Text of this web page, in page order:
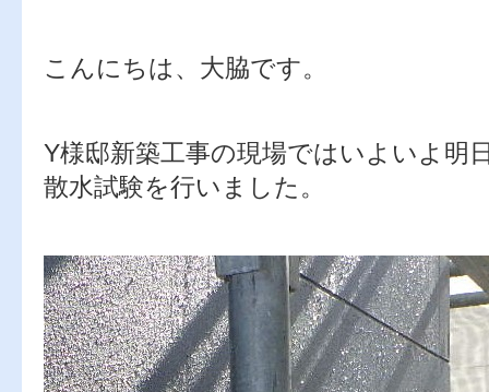
こんにちは、大脇です。
Y様邸新築工事の現場ではいよいよ明
散水試験を行いました。